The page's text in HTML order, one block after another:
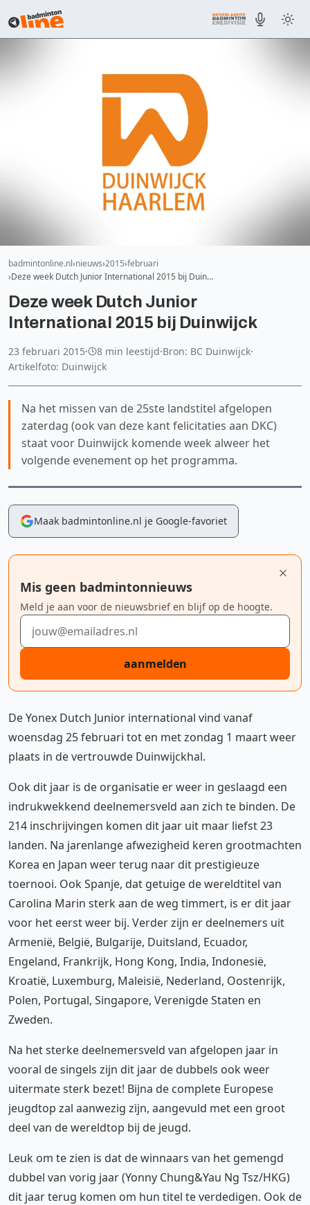
badmintonline.nl nieuws 2015 februari
Deze week Dutch Junior International 2015 bij Duin…
Deze week Dutch Junior
International 2015 bij Duinwijck
23 februari 2015· 8 min leestijd·Bron: BC Duinwijck·
Artikelfoto: Duinwijck
Na het missen van de 25ste landstitel afgelopen
zaterdag (ook van deze kant felicitaties aan DKC)
staat voor Duinwijck komende week alweer het
volgende evenement op het programma.
Maak badmintonline.nl je Google-favoriet
Mis geen badmintonnieuws
Meld je aan voor de nieuwsbrief en blijf op de hoogte.
E-mailadres
aanmelden
De Yonex Dutch Junior international vind vanaf
woensdag 25 februari tot en met zondag 1 maart weer
plaats in de vertrouwde Duinwijckhal.
Ook dit jaar is de organisatie er weer in geslaagd een
indrukwekkend deelnemersveld aan zich te binden. De
214 inschrijvingen komen dit jaar uit maar liefst 23
landen. Na jarenlange afwezigheid keren grootmachten
Korea en Japan weer terug naar dit prestigieuze
toernooi. Ook Spanje, dat getuige de wereldtitel van
Carolina Marin sterk aan de weg timmert, is er dit jaar
voor het eerst weer bij. Verder zijn er deelnemers uit
Armenië, België, Bulgarije, Duitsland, Ecuador,
Engeland, Frankrijk, Hong Kong, India, Indonesië,
Kroatië, Luxemburg, Maleisië, Nederland, Oostenrijk,
Polen, Portugal, Singapore, Verenigde Staten en
Zweden.
Na het sterke deelnemersveld van afgelopen jaar in
vooral de singels zijn dit jaar de dubbels ook weer
uitermate sterk bezet! Bijna de complete Europese
jeugdtop zal aanwezig zijn, aangevuld met een groot
deel van de wereldtop bij de jeugd.
Leuk om te zien is dat de winnaars van het gemengd
dubbel van vorig jaar (Yonny Chung&Yau Ng Tsz/HKG)
dit jaar terug komen om hun titel te verdedigen. Ook de